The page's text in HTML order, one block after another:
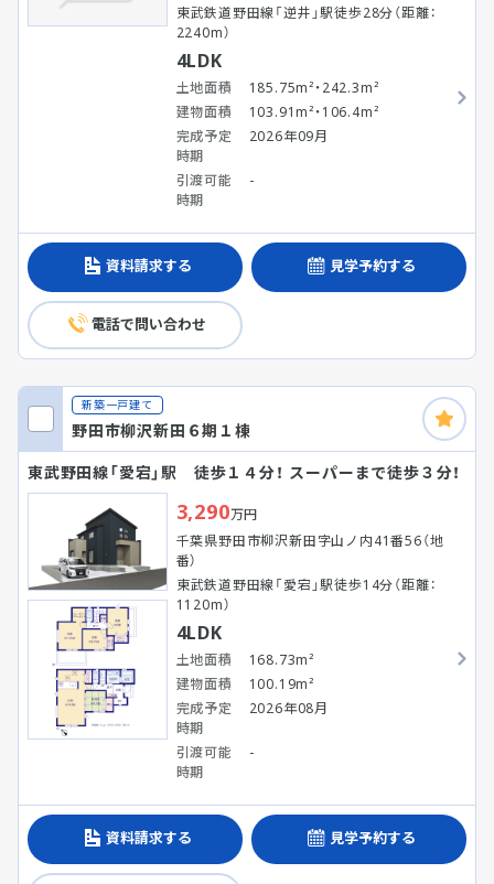
東武鉄道野田線「逆井」駅徒歩28分（距離：
2240m）
4LDK
土地面積
185.75m²・242.3m²
建物面積
103.91m²・106.4m²
完成予定
時期
2026年09月
引渡可能
時期
-
資料請求する 見学予約する
電話で問い合わせ
新築一戸建て
野田市柳沢新田６期１棟
東武野田線「愛宕」駅 徒歩１４分！ スーパーまで徒歩３分！
3,290万円
千葉県野田市柳沢新田字山ノ内41番56（地
番）
東武鉄道野田線「愛宕」駅徒歩14分（距離：
1120m）
4LDK
土地面積
168.73m²
建物面積
100.19m²
完成予定
時期
2026年08月
引渡可能
時期
-
資料請求する 見学予約する